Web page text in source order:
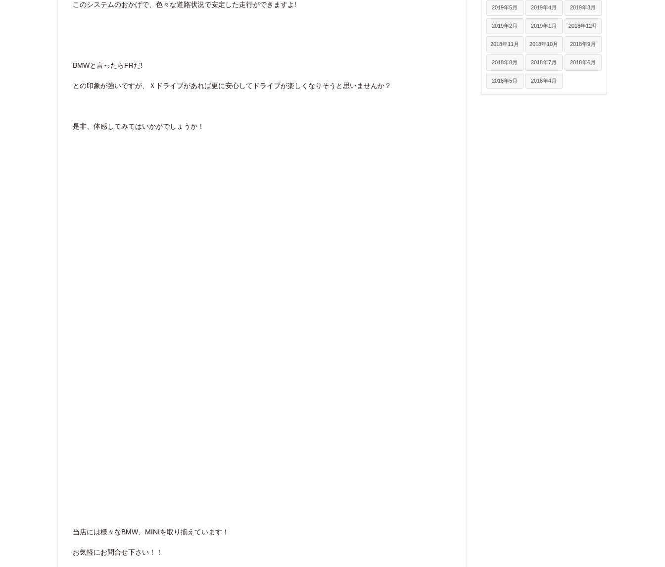
このシステムのおかげで、色々な道路状況で安定した走行ができますよ!
BMWと言ったらFRだ!
との印象が強いですが、Ｘドライブがあれば更に安心してドライブが楽しくなりそうと思いませんか？
是非、体感してみてはいかがでしょうか！
当店には様々なBMW、MINIを取り揃えています！
お気軽にお問合せ下さい！！
2019年5月 2019年4月 2019年3月
2019年2月 2019年1月 2018年12月
2018年11月 2018年10月 2018年9月
2018年8月 2018年7月 2018年6月
2018年5月 2018年4月